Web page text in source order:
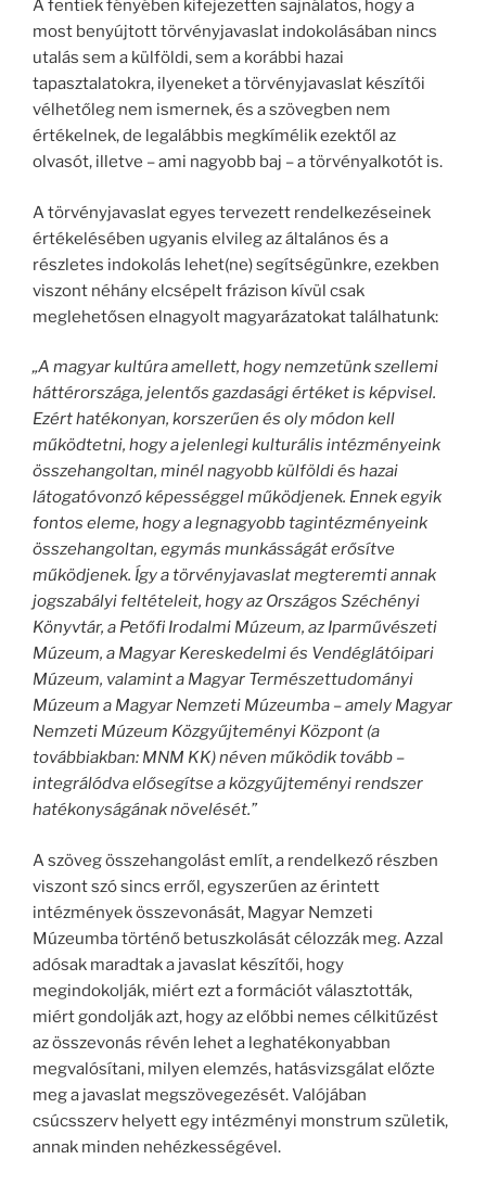
A fentiek fényében kifejezetten sajnálatos, hogy a
most benyújtott törvényjavaslat indokolásában nincs
utalás sem a külföldi, sem a korábbi hazai
tapasztalatokra, ilyeneket a törvényjavaslat készítői
vélhetőleg nem ismernek, és a szövegben nem
értékelnek, de legalábbis megkímélik ezektől az
olvasót, illetve – ami nagyobb baj – a törvényalkotót is.
A törvényjavaslat egyes tervezett rendelkezéseinek
értékelésében ugyanis elvileg az általános és a
részletes indokolás lehet(ne) segítségünkre, ezekben
viszont néhány elcsépelt frázison kívül csak
meglehetősen elnagyolt magyarázatokat találhatunk:
„A magyar kultúra amellett, hogy nemzetünk szellemi
háttérországa, jelentős gazdasági értéket is képvisel.
Ezért hatékonyan, korszerűen és oly módon kell
működtetni, hogy a jelenlegi kulturális intézményeink
összehangoltan, minél nagyobb külföldi és hazai
látogatóvonzó képességgel működjenek. Ennek egyik
fontos eleme, hogy a legnagyobb tagintézményeink
összehangoltan, egymás munkásságát erősítve
működjenek. Így a törvényjavaslat megteremti annak
jogszabályi feltételeit, hogy az Országos Széchényi
Könyvtár, a Petőfi Irodalmi Múzeum, az Iparművészeti
Múzeum, a Magyar Kereskedelmi és Vendéglátóipari
Múzeum, valamint a Magyar Természettudományi
Múzeum a Magyar Nemzeti Múzeumba – amely Magyar
Nemzeti Múzeum Közgyűjteményi Központ (a
továbbiakban: MNM KK) néven működik tovább –
integrálódva elősegítse a közgyűjteményi rendszer
hatékonyságának növelését.”
A szöveg összehangolást említ, a rendelkező részben
viszont szó sincs erről, egyszerűen az érintett
intézmények összevonását, Magyar Nemzeti
Múzeumba történő betuszkolását célozzák meg. Azzal
adósak maradtak a javaslat készítői, hogy
megindokolják, miért ezt a formációt választották,
miért gondolják azt, hogy az előbbi nemes célkitűzést
az összevonás révén lehet a leghatékonyabban
megvalósítani, milyen elemzés, hatásvizsgálat előzte
meg a javaslat megszövegezését. Valójában
csúcsszerv helyett egy intézményi monstrum születik,
annak minden nehézkességével.